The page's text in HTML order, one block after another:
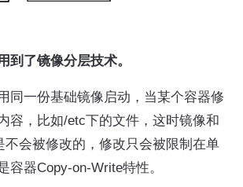
到了镜像分层技术。
同一份基础镜像启动，当某个容器修
容，比如/etc下的文件，这时镜像和
不会被修改的，修改只会被限制在单
容器Copy-on-Write特性。